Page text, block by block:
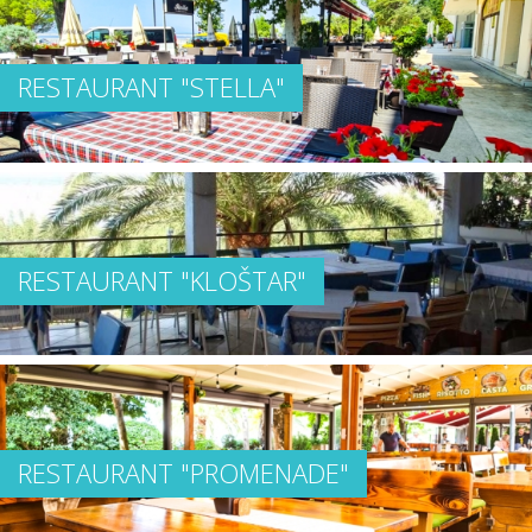
RESTAURANT "STELLA"
RESTAURANT "KLOŠTAR"
RESTAURANT "PROMENADE"